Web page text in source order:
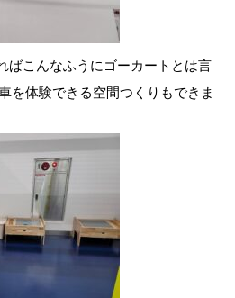
ばこんなふうにゴーカートとは言
を体験できる空間つくりもできま